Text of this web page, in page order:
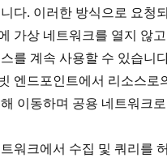
다. 이러한 방식으로 요청
가상 네트워크를 열지 않
를 계속 사용할 수 있습니
엔드포인트에서 리소스로
이동하며 공용 네트워크
워크에서 수집 및 쿼리를